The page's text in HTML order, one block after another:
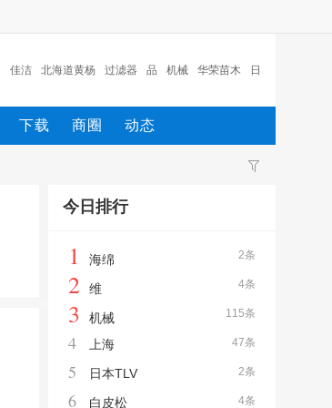
佳洁 北海道黄杨 过滤器 品 机械 华荣苗木 日
本阀天VENN 上海 白皮松 日本TLV 佳洁
下载 商圈 动态
今日排行
2条
1 海绵
4条
2 维
115条
3 机械
47条
4 上海
2条
5 日本TLV
4条
6 白皮松